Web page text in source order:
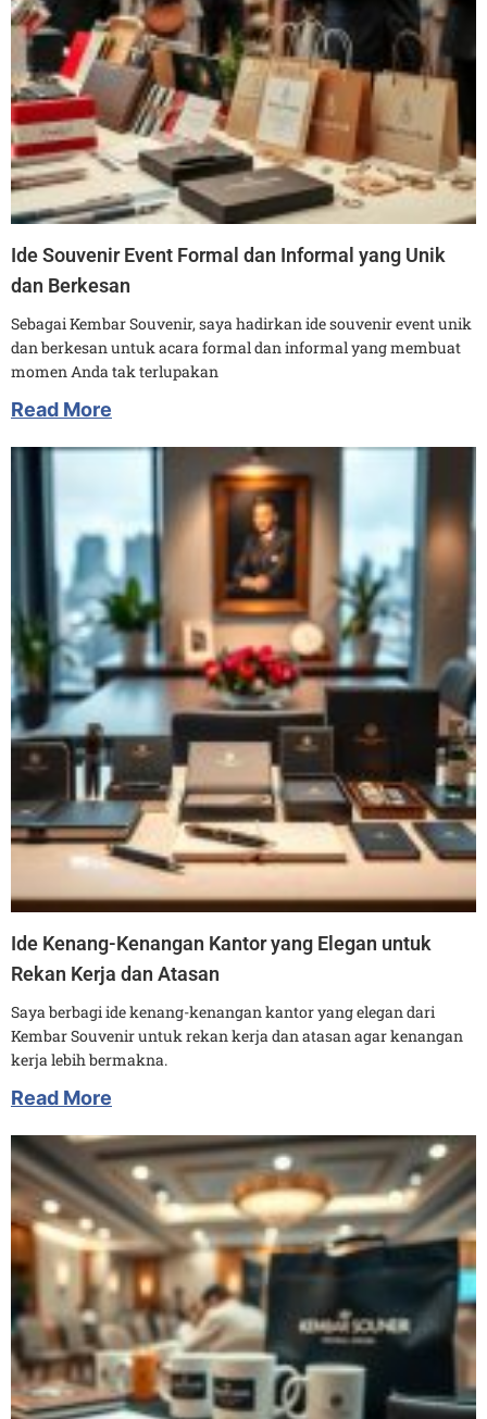
Ide Souvenir Event Formal dan Informal yang Unik
dan Berkesan
Sebagai Kembar Souvenir, saya hadirkan ide souvenir event unik
dan berkesan untuk acara formal dan informal yang membuat
momen Anda tak terlupakan
Read More
Ide Kenang-Kenangan Kantor yang Elegan untuk
Rekan Kerja dan Atasan
Saya berbagi ide kenang-kenangan kantor yang elegan dari
Kembar Souvenir untuk rekan kerja dan atasan agar kenangan
kerja lebih bermakna.
Read More